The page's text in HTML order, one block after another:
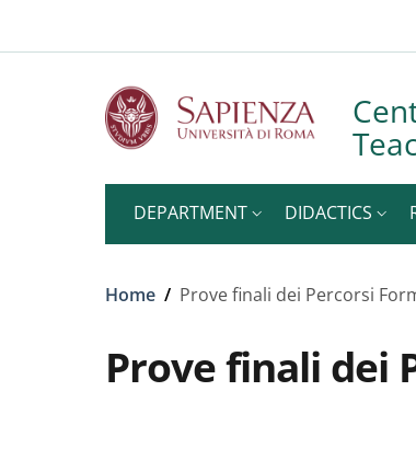
DEPARTMENT DIDACTICS
Breadcrumb
Home / Prove finali dei Percorsi
Prove finali dei